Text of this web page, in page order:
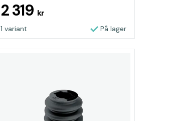
2 319 kr
1 variant På lager